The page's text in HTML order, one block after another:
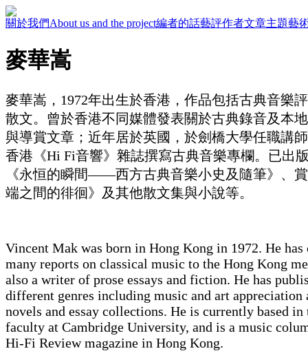
關於我們About us and the project編者的話藝評作者文章主題藝
麥華嵩
麥華嵩，1972年出生於香港，作品包括古典音樂
散文。曾於香港不同媒體發表關於古典錄音及本
與導賞文章；近年居於英國，於劍橋大學任職講
香港《Hi Fi音響》雜誌撰寫古典音樂專欄。已出
《永恒的瞬間——西方古典音樂小史及隨筆》、
端之間的徘徊》及其他散文集與小說等。
Vincent Mak was born in Hong Kong in 1972. He
many reports on classical music to the Hong Kong
also a writer of prose essays and fiction. He has
different genres including music and art appreciation
novels and essay collections. He is currently based in
faculty at Cambridge University, and is a music
Hi-Fi Review magazine in Hong Kong.